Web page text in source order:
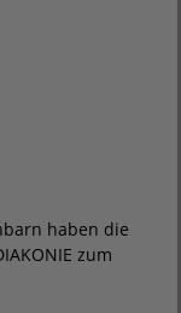
haben die
zum